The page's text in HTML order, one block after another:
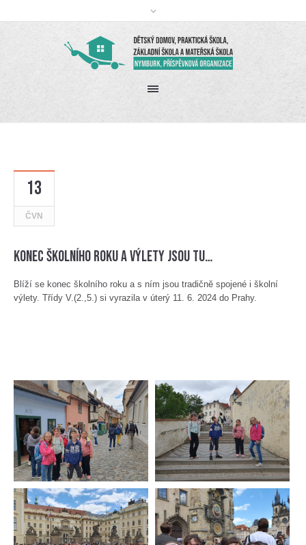
13
ČVN
Konec školního roku a výlety jsou tu…
Blíží se konec školního roku a s ním jsou tradičně spojené i školní
výlety. Třídy V.(2.,5.) si vyrazila v úterý 11. 6. 2024 do Prahy.